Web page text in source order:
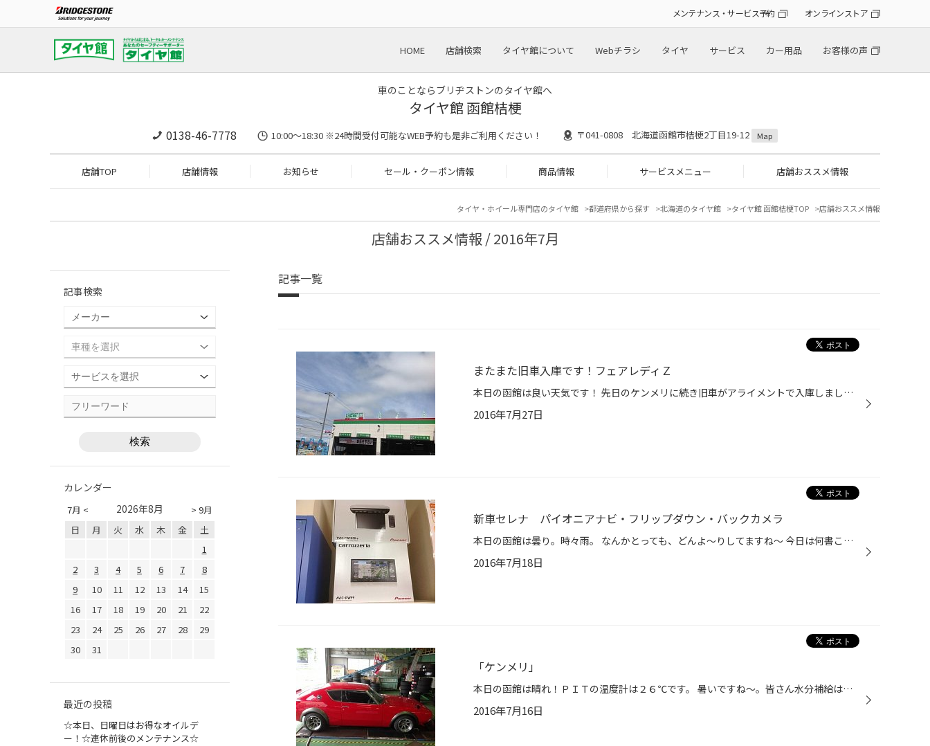
メンテナンス・サービス予約 オンラインストア
HOME 店舗検索 タイヤ館について Webチラシ タイヤ サービス カー用品 お客様の声
車のことならブリヂストンのタイヤ館へ
タイヤ館 函館桔梗
0138-46-7778 10:00～18:30 ※24時間受付可能なWEB予約も是非ご利用ください！ 〒041-0808 北海道函館市桔梗2丁目19-12 Map
店舗TOP 店舗情報 お知らせ セール・クーポン情報 商品情報 サービスメニュー 店舗おススメ情報
タイヤ・ホイール専門店のタイヤ館 都道府県から探す 北海道のタイヤ館 タイヤ館 函館桔梗TOP 店舗おススメ情報
店舗おススメ情報 / 2016年7月
記事一覧
またまた旧車入庫です！フェアレディＺ
本日の函館は良い天気です！ 先日のケンメリに続き旧車がアライメントで入庫しましたよ～ フルレストアのフルチューン！ Ｒ３２スカイラインのエンジンに乗せ替えられていました！ ほんとピッカピカ～かっこいいですね～（＾＾） 旧車も新車もアライメントはタイヤ館へ☆ あ！売り出し明日までですよ...
2016年7月27日
新車セレナ パイオニアナビ・フリップダウン・バックカメラ
本日の函館は曇り。時々雨。 なんかとっても、どんよ～りしてますね～ 今日は何書こうかな～ そういえばセレナの完成写真アップしてないな・・・ きむら写真探す。。。無い。。。 まともな完成写真撮り忘れてました。。。 ホイールも車高調も取付して頂いたのに。。。 ゴメンナサイ。。。とりあえず...
2016年7月18日
「ケンメリ」
本日の函館は晴れ！ＰＩＴの温度計は２６℃です。 暑いですね～。皆さん水分補給はマメにしましょう！ さてさてタイトルの「ケンメリ」がアライメントで入庫しました～ レストアされてビッカビッカでしたよ 他のお客様からお散歩中の近所の方までみんな釘付けでした。笑 なんせこの車僕より年上です...
2016年7月16日
記事検索
カレンダー
7月 < > 9月
2026年8月
日 月 火 水 木 金
土
1
2
3 4 5 6 7
8
9
10 11 12 13 14
15
16
17 18 19 20 21
22
23
24 25 26 27 28
29
30
31
最近の投稿
☆本日、日曜日はお得なオイルデ
ー！☆連休前後のメンテナンス☆